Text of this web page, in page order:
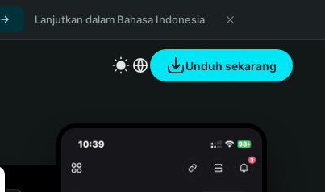
Lanjutkan dalam Bahasa Indonesia
Unduh sekarang